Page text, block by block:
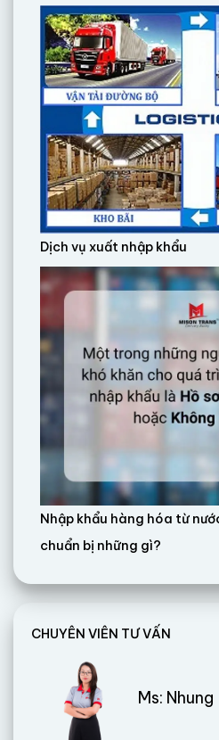
Dịch vụ xuất nhập khẩu
Nhập khẩu hàng hóa từ
chuẩn bị những gì?
CHUYÊN VIÊN TƯ VẤN
Ms: Nhung